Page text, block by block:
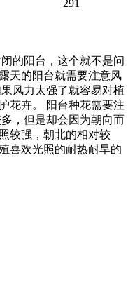
291
的阳台，这个就不是问
天的阳台就需要注意风
风力太强了就容易对植
花卉。 阳台种花需要注
，但是却会因为朝向而
较强，朝北的相对较
喜欢光照的耐热耐旱的